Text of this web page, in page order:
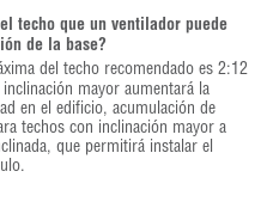
techo que un ventilador puede
de la base?
del techo recomendado es 2:12
mayor aumentará la
en el edificio, acumulación de
techos con inclinación mayor a
que permitirá instalar el